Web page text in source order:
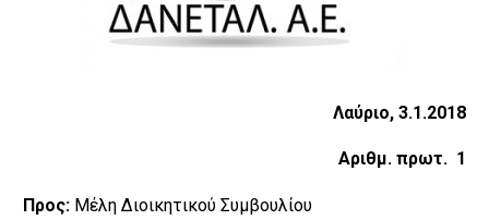
Λαύριο, 3.1.2018
Αριθμ. πρωτ. 1
Προς: Μέλη Διοικητικού Συμβουλίου